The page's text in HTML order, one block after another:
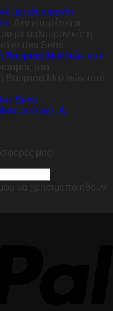
η τελετουργία
Δεν επιτρέπεται
με υαλουρονικό: η
des Sens
Βούρτσα Μαλλιών από
Βούρτσα Μαλλιών από
Sens
από το L.A.
μας!
να χρησιμοποιηθούν